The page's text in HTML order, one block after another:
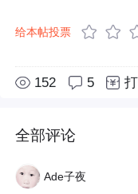
给本帖投票
152 5
全部评论
Ade子夜